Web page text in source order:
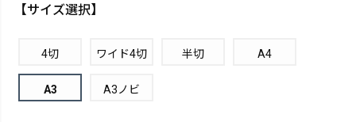
【サイズ選択】
4切 ワイド4切 半切 A4
A3 A3ノビ